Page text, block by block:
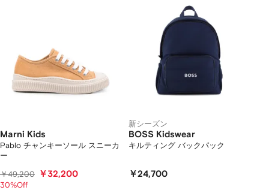
Marni Kids
Pablo チャンキーソール スニーカ
ー
￥49,200 ￥32,200
30%Off
新シーズン
BOSS Kidswear
キルティング バックパック
￥24,700